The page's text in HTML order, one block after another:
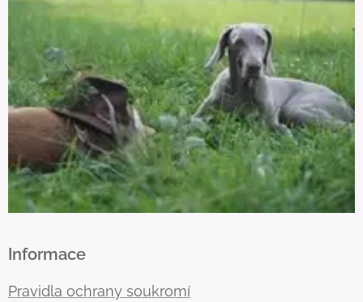
Informace
Pravidla ochrany soukromí